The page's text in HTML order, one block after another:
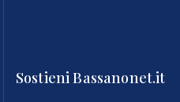
Sostieni Bassanonet.it